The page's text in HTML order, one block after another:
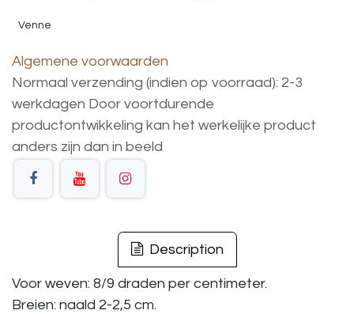
Venne
Algemene voorwaarden
Normaal verzending (indien op voorraad): 2-3
werkdagen Door voortdurende
productontwikkeling kan het werkelijke product
anders zijn dan in beeld
Description
Voor weven: 8/9 draden per centimeter.
Breien: naald 2-2,5 cm.